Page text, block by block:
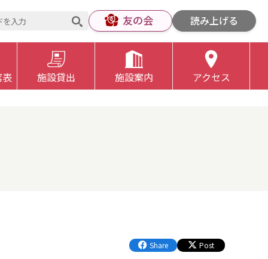
友の会 読み上げる
施設貸出 施設案内 アクセス
Share Post